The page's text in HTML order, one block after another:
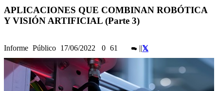
APLICACIONES QUE COMBINAN ROBÓTICA
Y VISIÓN ARTIFICIAL (Parte 3)
Informe Público 17/06/2022 0 61 ||